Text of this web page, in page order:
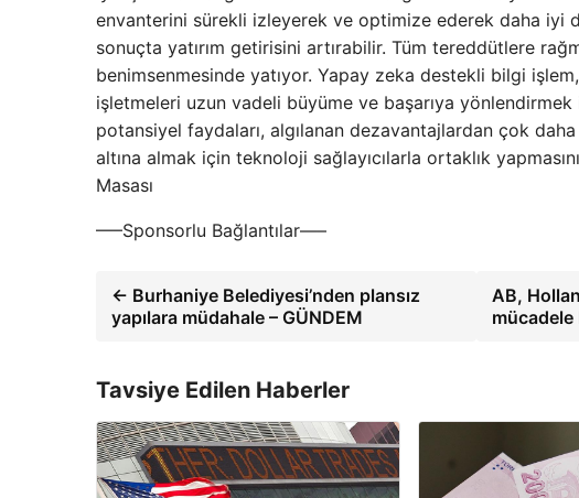
envanterini sürekli izleyerek ve optimize ederek daha iyi
sonuçta yatırım getirisini artırabilir. Tüm tereddütlere
benimsenmesinde yatıyor. Yapay zeka destekli bilgi
işletmeleri uzun vadeli büyüme ve başarıya
potansiyel faydaları, algılanan dezavantajlardan çok
altına almak için teknoloji sağlayıcılarla ortaklık
Masası
—–Sponsorlu Bağlantılar—–
← Burhaniye Belediyesi’nden plansız
yapılara müdahale – GÜNDEM
AB,
Tavsiye Edilen Haberler